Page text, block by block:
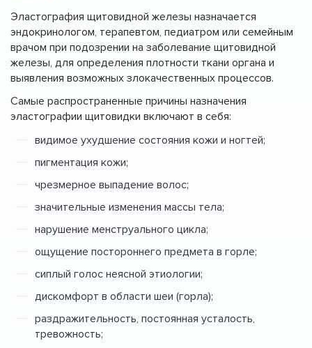
Эластография щитовидной железы назначается
эндокринологом, терапевтом, педиатром или семейным
врачом при подозрении на заболевание щитовидной
железы, для определения плотности ткани органа и
выявления возможных злокачественных процессов.
Самые распространенные причины назначения
эластографии щитовидки включают в себя:
видимое ухудшение состояния кожи и ногтей;
пигментация кожи;
чрезмерное выпадение волос;
значительные изменения массы тела;
нарушение менструального цикла;
ощущение постороннего предмета в горле;
сиплый голос неясной этиологии;
дискомфорт в области шеи (горла);
раздражительность, постоянная усталость,
тревожность;